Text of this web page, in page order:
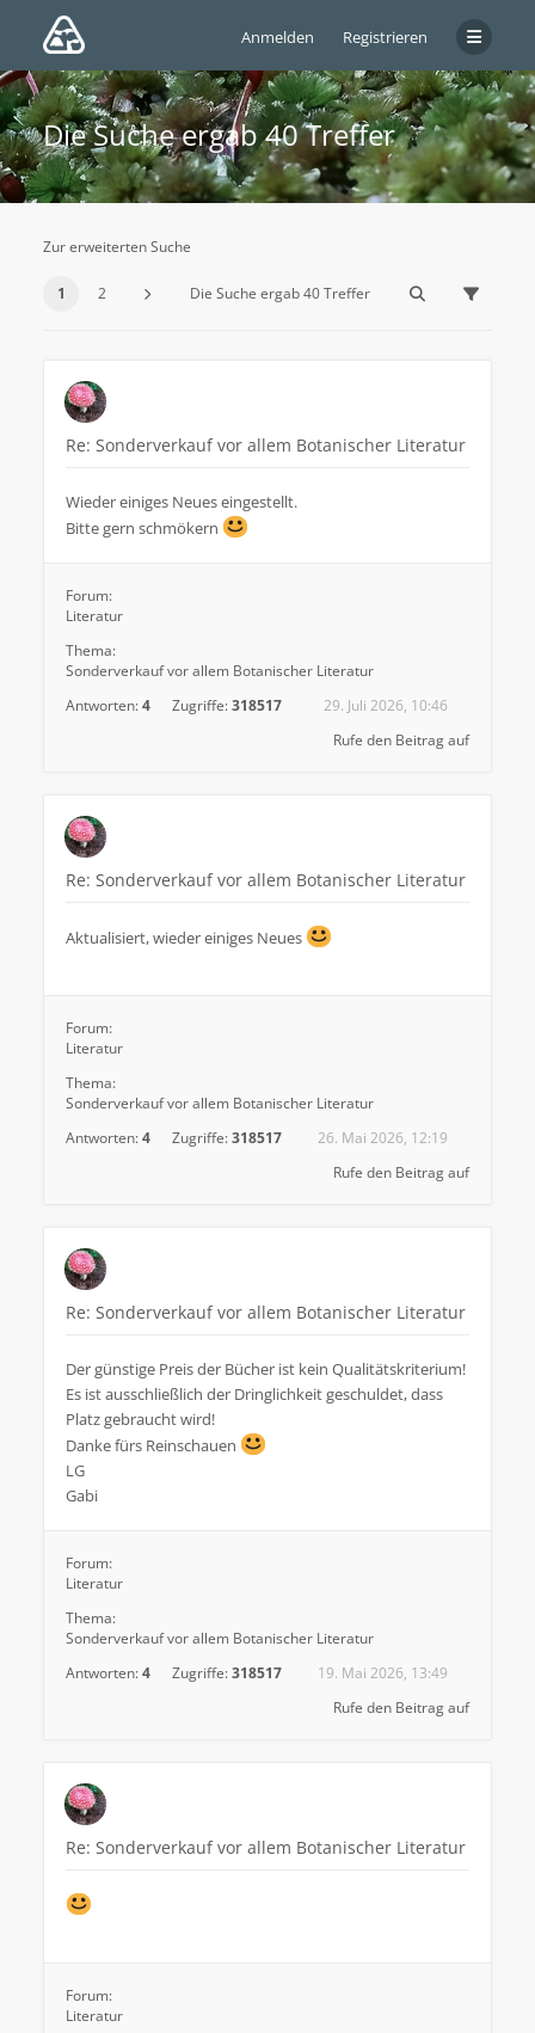
Anmelden Registrieren
Die Suche ergab 40 Treffer
Zur erweiterten Suche
1 2 Die Suche ergab 40 Treffer
Re: Sonderverkauf vor allem Botanischer Literatur
Wieder einiges Neues eingestellt.
Bitte gern schmökern
Forum:
Literatur
Thema:
Sonderverkauf vor allem Botanischer Literatur
Antworten:4 Zugriffe:318517
29. Juli 2026, 10:46
Rufe den Beitrag auf
Re: Sonderverkauf vor allem Botanischer Literatur
Aktualisiert, wieder einiges Neues
Forum:
Literatur
Thema:
Sonderverkauf vor allem Botanischer Literatur
Antworten:4 Zugriffe:318517
26. Mai 2026, 12:19
Rufe den Beitrag auf
Re: Sonderverkauf vor allem Botanischer Literatur
Der günstige Preis der Bücher ist kein Qualitätskriterium!
Es ist ausschließlich der Dringlichkeit geschuldet, dass
Platz gebraucht wird!
Danke fürs Reinschauen
LG
Gabi
Forum:
Literatur
Thema:
Sonderverkauf vor allem Botanischer Literatur
Antworten:4 Zugriffe:318517
19. Mai 2026, 13:49
Rufe den Beitrag auf
Re: Sonderverkauf vor allem Botanischer Literatur
Forum:
Literatur